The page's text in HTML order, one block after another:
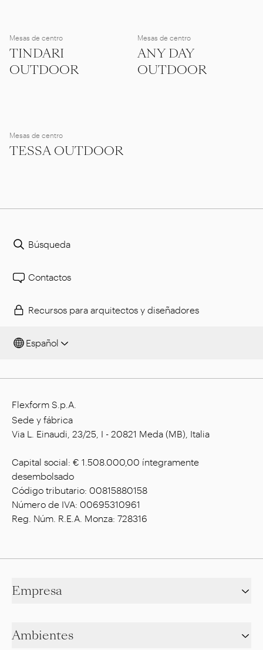
Mesas de centro
TINDARI
OUTDOOR
Mesas de centro
ANY DAY
OUTDOOR
Mesas de centro
TESSA OUTDOOR
Búsqueda
Contactos
Recursos para arquitectos y diseñadores
Español
Flexform S.p.A.
Sede y fábrica
Via L. Einaudi, 23/25, I - 20821 Meda (MB), Italia
Capital social: € 1.508.000,00 íntegramente
desembolsado
Código tributario: 00815880158
Número de IVA: 00695310961
Reg. Núm. R.E.A. Monza: 728316
Empresa
Ambientes